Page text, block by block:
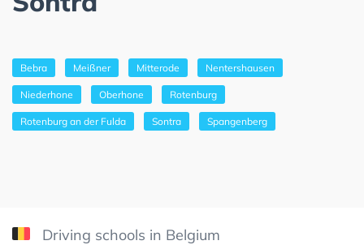
Bebra Meißner Mitterode Nentershausen
Niederhone Oberhone Rotenburg
Rotenburg an der Fulda Sontra Spangenberg
Driving schools in Belgium